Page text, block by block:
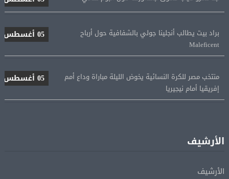
Maleficent
إفريقيا أمام نيجيريا
الأرشيف
الأرشيف